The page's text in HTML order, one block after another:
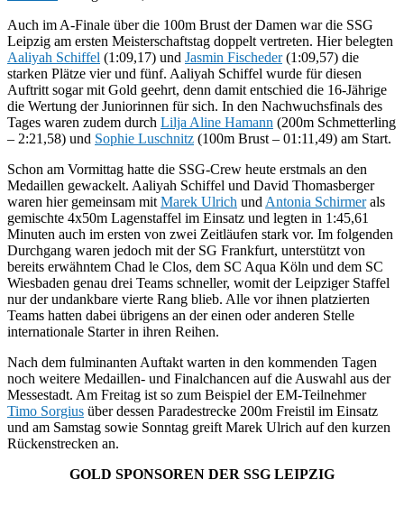
Auch im A-Finale über die 100m Brust der Damen war die SSG
Leipzig am ersten Meisterschaftstag doppelt vertreten. Hier belegten
Aaliyah Schiffel (1:09,17) und Jasmin Fischeder(1:09,57) die
starken Plätze vier und fünf. Aaliyah Schiffel wurde für diesen
Auftritt sogar mit Gold geehrt, denn damit entschied die 16-Jährige
die Wertung der Juniorinnen für sich. In den Nachwuchsfinals des
Tages waren zudem durch Lilja Aline Hamann (200m Schmetterling
– 2:21,58) und Sophie Luschnitz (100m Brust – 01:11,49) am Start.
Schon am Vormittag hatte die SSG-Crew heute erstmals an den
Medaillen gewackelt. Aaliyah Schiffel und David Thomasberger
waren hier gemeinsam mit Marek Ulrich und Antonia Schirmerals
gemischte 4x50m Lagenstaffel im Einsatz und legten in 1:45,61
Minuten auch im ersten von zwei Zeitläufen stark vor. Im folgenden
Durchgang waren jedoch mit der SG Frankfurt, unterstützt von
bereits erwähntem Chad le Clos, dem SC Aqua Köln und dem SC
Wiesbaden genau drei Teams schneller, womit der Leipziger Staffel
nur der undankbare vierte Rang blieb. Alle vor ihnen platzierten
Teams hatten dabei übrigens an der einen oder anderen Stelle
internationale Starter in ihren Reihen.
Nach dem fulminanten Auftakt warten in den kommenden Tagen
noch weitere Medaillen- und Finalchancen auf die Auswahl aus der
Messestadt. Am Freitag ist so zum Beispiel der EM-Teilnehmer
Timo Sorgius über dessen Paradestrecke 200m Freistil im Einsatz
und am Samstag sowie Sonntag greift Marek Ulrich auf den kurzen
Rückenstrecken an.
GOLD SPONSOREN DER SSG LEIPZIG